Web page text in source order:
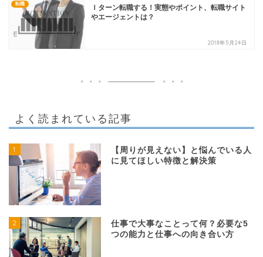
転職
Ｉターン転職する！実態やポイント、転職サイト
やエージェントは？
2018年5月24日
よく読まれている記事
1
【周りが見えない】と悩んでいる人
に見てほしい特徴と解決策
2
仕事で大事なことって何？必要な5
つの能力と仕事への向き合い方